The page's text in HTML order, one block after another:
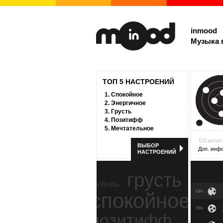
inmood
Музыка
ТОП 5 НАСТРОЕНИЙ
1. Спокойное
2. Энергичное
3. Грусть
4. Позитифф
5. Мечтательное
ВЫБОР
НАСТРОЕНИЙ
любовь грусть
спокойное
Об
Доп.
63%
76%